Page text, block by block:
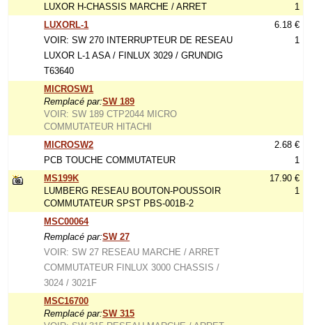
LUXOR H-CHASSIS MARCHE / ARRET
1
LUXORL-1
VOIR: SW 270 INTERRUPTEUR DE RESEAU
LUXOR L-1 ASA / FINLUX 3029 / GRUNDIG
T63640
6.18 €
1
MICROSW1
Remplacé par:SW 189
VOIR: SW 189 CTP2044 MICRO
COMMUTATEUR HITACHI
MICROSW2
PCB TOUCHE COMMUTATEUR
2.68 €
1
MS199K
LUMBERG RESEAU BOUTON-POUSSOIR
COMMUTATEUR SPST PBS-001B-2
17.90 €
1
MSC00064
Remplacé par:SW 27
VOIR: SW 27 RESEAU MARCHE / ARRET
COMMUTATEUR FINLUX 3000 CHASSIS /
3024 / 3021F
MSC16700
Remplacé par:SW 315